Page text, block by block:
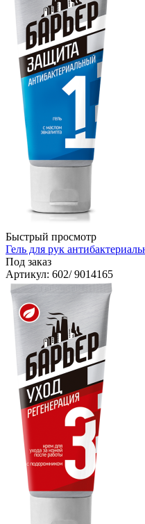
Быстрый просмотр
Гель для рук
Под заказ
Артикул: 602/ 9014165